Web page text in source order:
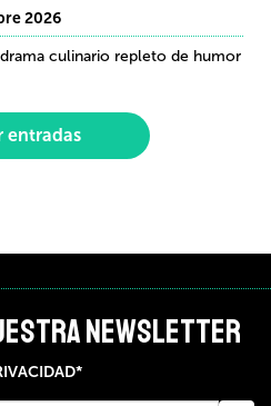
2026
culinario repleto de humor
entradas
NEWSLETTER